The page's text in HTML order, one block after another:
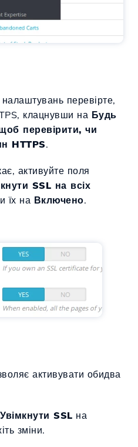
перевірте,
клацнувши на Будь
перевірити, чи
HTTPS.
активуйте поля
SSL на всіх
їх на Включено.
активувати обидва
Увімкнути SSL на
зміни.